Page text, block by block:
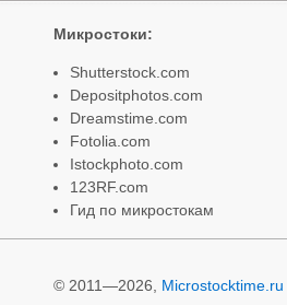
Микростоки:
Shutterstock.com
Depositphotos.com
Dreamstime.com
Fotolia.com
Istockphoto.com
123RF.com
Гид по микростокам
© 2011—2026, Microstocktime.ru